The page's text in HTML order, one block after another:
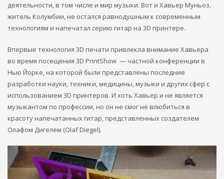
деятельности, в том числе и мир музыки. Вот и Хавьер Муньоз,
житель Колумбии, не остался равнодушным к современным
технологиям и напечатал серию гитар на 3D принтере.
Впервые технология 3D печати привлекла внимание Хавьера
во время посещения 3D PrintShow — частной конференции в
Нью Йорке, на которой были представлены последние
разработки науки, техники, медицины, музыки и других сфер с
использованием 3D принтеров. И хоть Хавьер и не является
музыкантом по профессии, но он не смог не влюбиться в
красоту напечатанных гитар, представленных создателем
Олафом Дигелем (Olaf Diegel).